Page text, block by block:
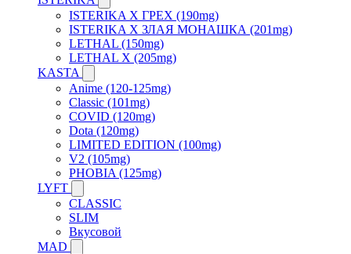
ISTERIKA X ГРЕХ (190mg)
ISTERIKA X ЗЛАЯ МОНАШКА (201mg)
LETHAL (150mg)
LETHAL X (205mg)
KASTA
Anime (120-125mg)
Classic (101mg)
COVID (120mg)
Dota (120mg)
LIMITED EDITION (100mg)
V2 (105mg)
PHOBIA (125mg)
LYFT
CLASSIC
SLIM
Вкусовой
MAD